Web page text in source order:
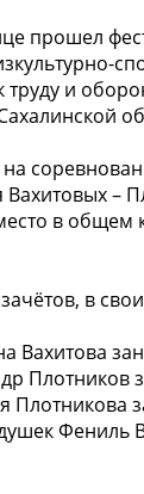
прошел
труду и
Вахитовых –
в общем
в
Вахитова
Плотников
Плотникова
Фениль